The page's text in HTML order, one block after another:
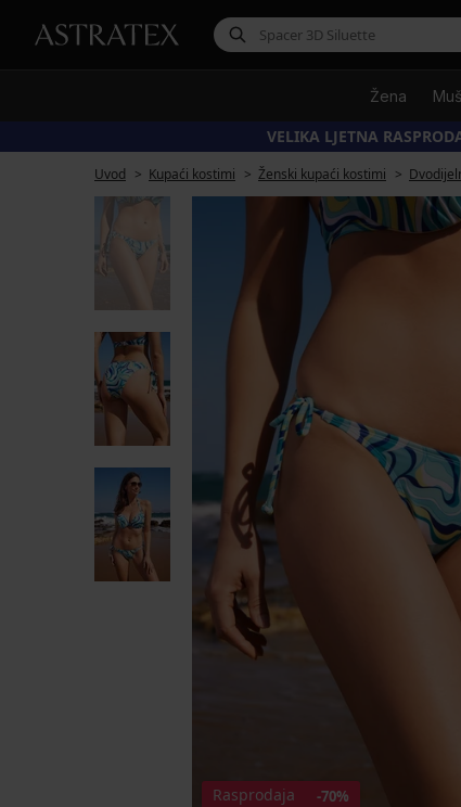
Žena
VELIKA LJETNA
Uvod Kupaći kostimi Ženski kupaći kostimi
Rasprodaja
-70%